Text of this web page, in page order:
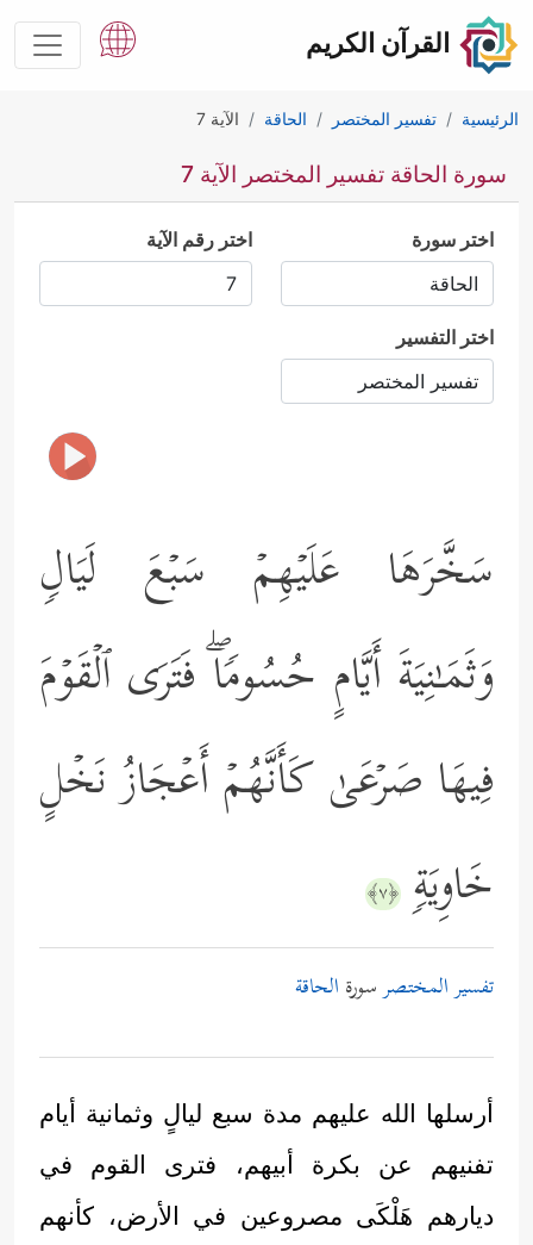
القرآن الكريم
الرئيسية تفسير المختصر الحاقة الآية 7
سورة الحاقة تفسير المختصر الآية 7
اختر سورة اختر رقم الآية
اختر التفسير
سَخَّرَهَا عَلَیۡهِمۡ سَبۡعَ لَیَالࣲ
وَثَمَـٰنِیَةَ أَیَّامٍ حُسُومࣰاۖ فَتَرَى ٱلۡقَوۡمَ
فِیهَا صَرۡعَىٰ كَأَنَّهُمۡ أَعۡجَازُ نَخۡلٍ
خَاوِیَةࣲ ﴿٧﴾
تفسير المختصرسورة الحاقة
أرسلها الله عليهم مدة سبع ليالٍ وثمانية أيام
تفنيهم عن بكرة أبيهم، فترى القوم في
ديارهم هَلْكَى مصروعين في الأرض، كأنهم